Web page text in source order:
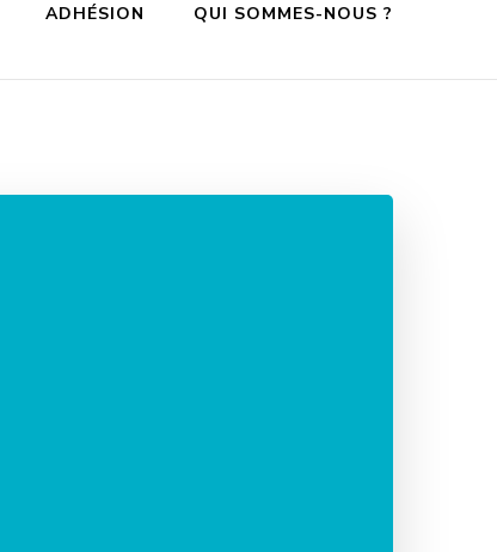
ADHÉSION QUI SOMMES-NOUS ?